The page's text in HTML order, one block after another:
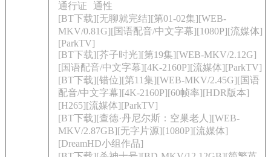
通行证
通性
[BT下载][无聊就完结][第01-02集][WEB-
MKV/0.81G][国语配音/中文字幕][1080P][流媒体]
[ParkTV]
[BT下载][芥子时光][第19集][WEB-MKV/2.12G]
[国语配音/中文字幕][4K-2160P][流媒体][ParkTV]
[BT下载][错位][第11集][WEB-MKV/2.45G][国语
配音/中文字幕][4K-2160P][60帧率][HDR版本]
[H265][流媒体][ParkTV]
[BT下载][查德·丹尼尔斯：空巢老人][WEB-
MKV/2.87GB][无字片源][1080P][流媒体]
[DreamHD小组作品]